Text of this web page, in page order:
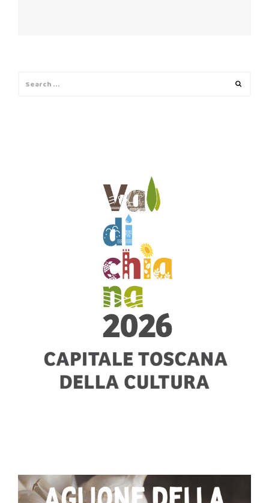
for: